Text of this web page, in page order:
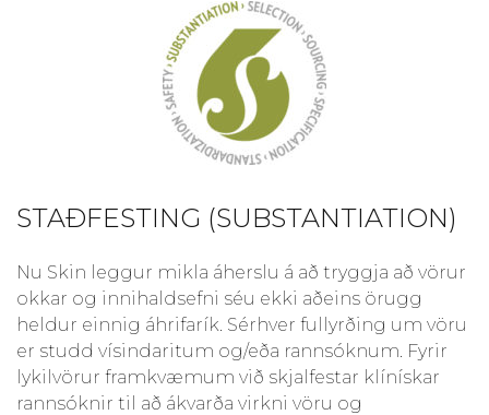
STAÐFESTING (SUBSTANTIATION)
Nu Skin leggur mikla áherslu á að tryggja að vörur
okkar og innihaldsefni séu ekki aðeins örugg
heldur einnig áhrifarík. Sérhver fullyrðing um vöru
er studd vísindaritum og/eða rannsóknum. Fyrir
lykilvörur framkvæmum við skjalfestar klínískar
rannsóknir til að ákvarða virkni vöru og